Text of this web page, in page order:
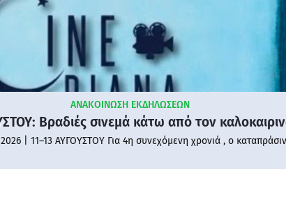
ΑΝΑΚΟΙΝΩΣΗ ΕΚΔΗΛΩΣΕΩΝ
Βραδιές σινεμά κάτω από τον
| 11–13 ΑΥΓΟΥΣΤΟΥ Για 4η συνεχόμενη χρονιά , ο